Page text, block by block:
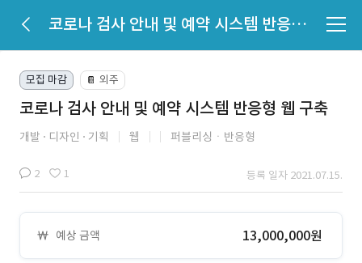
코로나 검사 안내 및 예약 시스템 반응형 웹 구축
모집 마감 📔 외주
코로나 검사 안내 및 예약 시스템 반응형 웹 구축
개발 디자인 기획 웹 퍼블리싱ㆍ반응형
2 1 등록 일자 2021.07.15.
예상 금액 13,000,000원